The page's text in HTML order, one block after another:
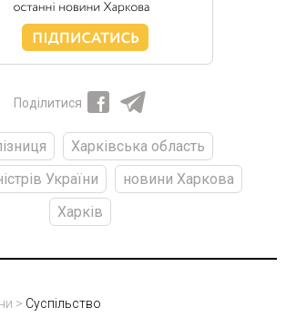
Поділитися
Харківська область
України
новини Харкова
Харків
> Суспільство